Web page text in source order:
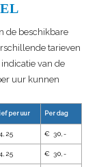
de beschikbare
tarieven
van de
uur kunnen
per uur Per dag
€ 30,-
€ 30,-